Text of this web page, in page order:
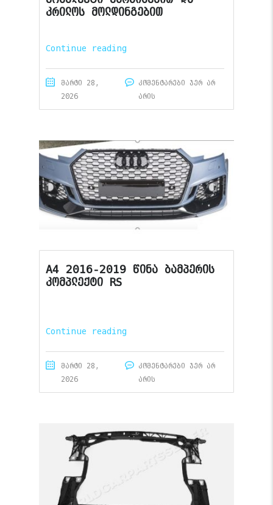
კრილოს მოლდინგებით
Continue reading
მარტი 28,
2026
კომენტარები ჯერ არ
არის
A4 2016-2019 წინა ბამპერის
კომპლექტი RS
Continue reading
მარტი 28,
2026
კომენტარები ჯერ არ
არის